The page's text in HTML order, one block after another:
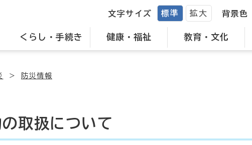
くらし・手続き 健康・福祉 教育・文化
文字サイズ 標準 拡大 背景色
防災情報
取扱について